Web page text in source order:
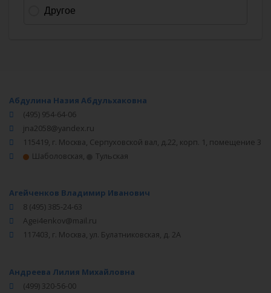
Абдулина Назия Абдульхаковна
(495) 954-64-06
jna2058@yandex.ru
115419, г. Москва, Серпуховской вал, д.22, корп. 1, помещение 3
Шаболовская, Тульская
Агейченков Владимир Иванович
8 (495) 385-24-63
Agei4enkov@mail.ru
117403, г. Москва, ул. Булатниковская, д. 2А
Андреева Лилия Михайловна
(499) 320-56-00